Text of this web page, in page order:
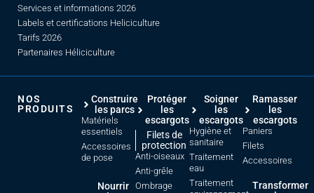
Services et informations 2026
Labels et certifications Heliciculture
Tarifs 2026
Partenaires Héliciculture
NOS
PRODUITS
Construire
les parcs
Matériels
essentiels
Accessoires
de pose
Nourrir
Protéger
les
escargots
Filets de
protection
Anti-oiseaux
Anti-grêle
Ombrage
Soigner
les
escargots
Hygiène et
sanitaire
Traitement
eau
Traitement
Ramasser
les
escargots
Paniers
Filets
Accessoires
Transformer